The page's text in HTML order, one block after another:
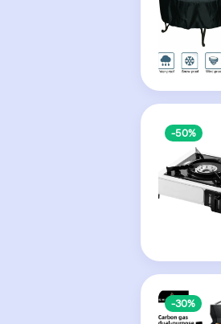
-50%
-30%